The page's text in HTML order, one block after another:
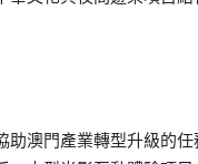
澳門產業轉型升級的